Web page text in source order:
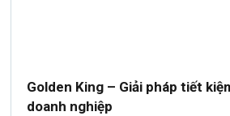
Golden King – Giải pháp tiết
doanh nghiệp